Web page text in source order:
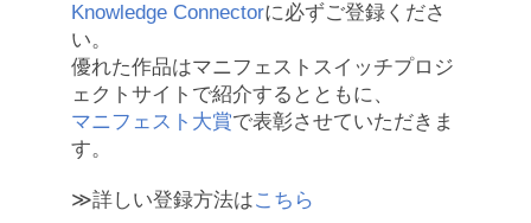
Knowledge Connectorに必ずご登録くださ
い。
優れた作品はマニフェストスイッチプロジ
ェクトサイトで紹介するとともに、
マニフェスト大賞で表彰させていただきま
す。
≫詳しい登録方法はこちら